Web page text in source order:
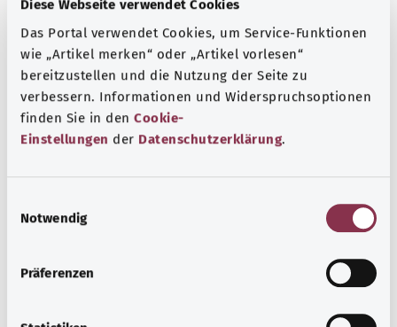
Diese Webseite verwendet Cookies
Das Portal verwendet Cookies, um Service-Funktionen
wie „Artikel merken“ oder „Artikel vorlesen“
bereitzustellen und die Nutzung der Seite zu
verbessern. Informationen und Widerspruchsoptionen
finden Sie in den Cookie-
Einstellungen der Datenschutzerklärung.
Notwendig
Präferenzen
Beratung und Hilfe
Informationsangebote zu bestimmten